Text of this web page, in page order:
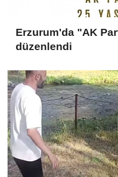
Erzurum'da "AK
düzenlendi